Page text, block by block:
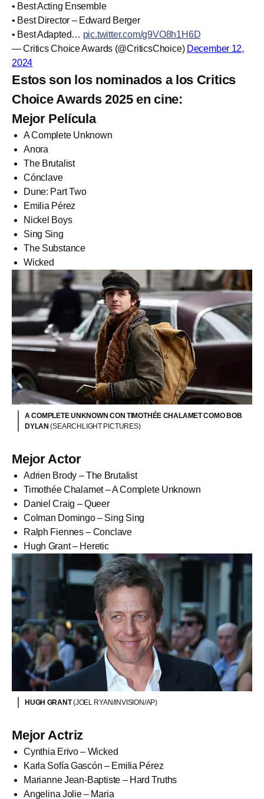
• Best Acting Ensemble
• Best Director – Edward Berger
• Best Adapted… pic.twitter.com/g9VO8h1H6D
— Critics Choice Awards (@CriticsChoice) December 12,
2024
Estos son los nominados a los Critics
Choice Awards 2025 en cine:
Mejor Película
A Complete Unknown
Anora
The Brutalist
Cónclave
Dune: Part Two
Emilia Pérez
Nickel Boys
Sing Sing
The Substance
Wicked
A COMPLETE UNKNOWN CON TIMOTHÉE CHALAMET COMO BOB
DYLAN(SEARCHLIGHT PICTURES)
Mejor Actor
Adrien Brody – The Brutalist
Timothée Chalamet – A Complete Unknown
Daniel Craig – Queer
Colman Domingo – Sing Sing
Ralph Fiennes – Conclave
Hugh Grant – Heretic
HUGH GRANT(JOEL RYAN/INVISION/AP)
Mejor Actriz
Cynthia Erivo – Wicked
Karla Sofía Gascón – Emilia Pérez
Marianne Jean-Baptiste – Hard Truths
Angelina Jolie – Maria